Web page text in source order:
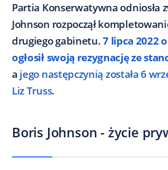
Partia Konserwatywna odniosła
Johnson rozpoczął
drugiego gabinetu.7 lipca 2022
ogłosił swoją rezygnację ze
a jego następczynią została 6
Liz Truss.
Boris Johnson - życie